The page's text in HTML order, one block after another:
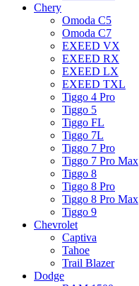
Chery
Omoda C5
Omoda C7
EXEED VX
EXEED RX
EXEED LX
EXEED TXL
Tiggo 4 Pro
Tiggo 5
Tiggo FL
Tiggo 7L
Tiggo 7 Pro
Tiggo 7 Pro Max
Tiggo 8
Tiggo 8 Pro
Tiggo 8 Pro Max
Tiggo 9
Chevrolet
Captiva
Tahoe
Trail Blazer
Dodge